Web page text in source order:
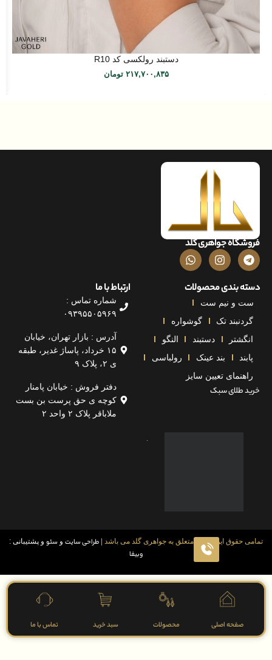
دستبند رولکسی کد R10
۲۱۷,۷۰۰,۸۳۵ تومان
جواهری گلد
محصولات
نیم ست
تک
گوشواره
دستبند
النگو
بند عینک
رولباسی
تعیین سایز
سبک
ارتباط با ما
شماره تماس :
۰۹۳۹۵۵۰۵۹۶۹
آدرس : بازار تهران، خیابان
۱۵ خرداد، پاساژ غدیر، طبقه
ی ۲، پلاک ۹
دفتر فروش : خیابان پامنار
کوچه ی حق پرست بن بست
ملاباقر پلاک ۲ واحد ۲
این سایت متعلق به جواهری گلد می باشد | طراحی سایتوسئوو پشتیبانی :
اصلی محصولات